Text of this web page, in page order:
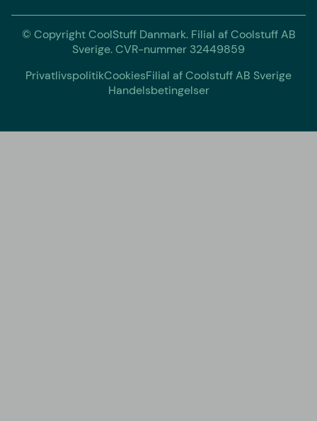
© Copyright CoolStuff Danmark. Filial af Coolstuff AB
Sverige. CVR-nummer 32449859
PrivatlivspolitikCookiesFilial af Coolstuff AB Sverige
Handelsbetingelser